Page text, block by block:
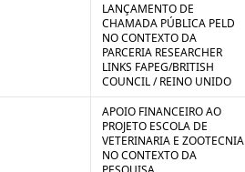
LANÇAMENTO DE
CHAMADA PÚBLICA PELD
NO CONTEXTO DA
PARCERIA RESEARCHER
LINKS FAPEG/BRITISH
COUNCIL / REINO UNIDO
APOIO FINANCEIRO AO
PROJETO ESCOLA DE
VETERINARIA E ZOOTECNIA
NO CONTEXTO DA